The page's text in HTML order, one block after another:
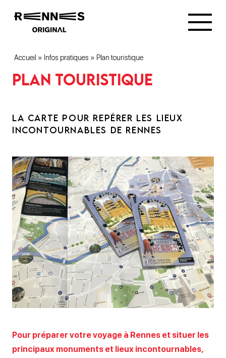
Accueil » Infos pratiques » Plan touristique
Plan touristique
LA CARTE POUR REPÉRER LES LIEUX
INCONTOURNABLES DE RENNES
Pour préparer votre voyage à Rennes et situer les
principaux monuments et lieux incontournables,